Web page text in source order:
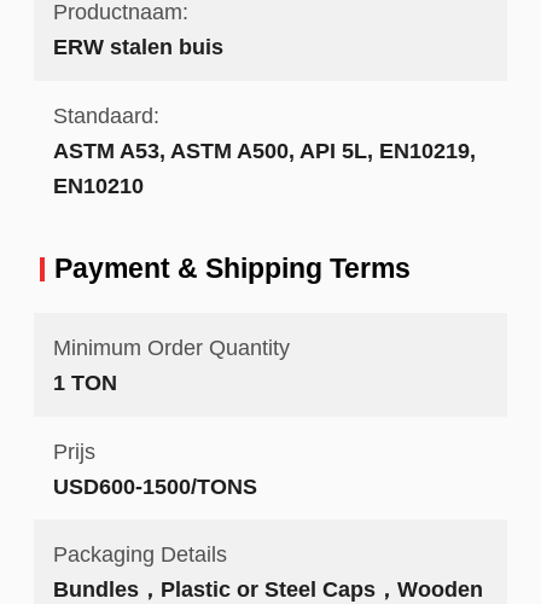
Productnaam:
ERW stalen buis
Standaard:
ASTM A53, ASTM A500, API 5L, EN10219,
EN10210
Payment & Shipping Terms
Minimum Order Quantity
1 TON
Prijs
USD600-1500/TONS
Packaging Details
Bundles，Plastic or Steel Caps，Wooden